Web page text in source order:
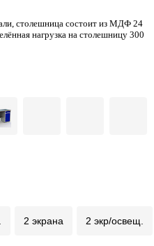
столешница состоит из МДФ 24
нагрузка на столешницу 300
2 экрана 2 экр/освещ.